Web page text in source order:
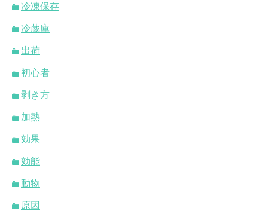
冷凍保存
冷蔵庫
出荷
初心者
剥き方
加熱
効果
効能
動物
原因